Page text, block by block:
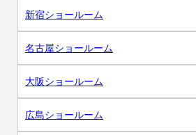
新宿ショールーム
名古屋ショールーム
大阪ショールーム
広島ショールーム